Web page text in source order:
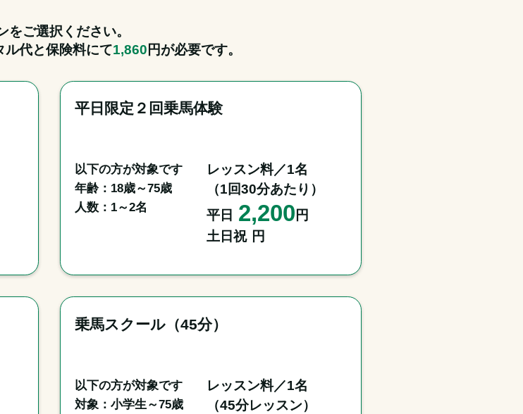
をご選択ください。
ル代と保険料にて1,860 円が必要です。
平日限定２回乗馬体験
以下の方が対象です
年齢：18歳～75歳
人数：1～2名
レッスン料／1名
（1回30分あたり）
平日 2,200 円
土日祝 円
乗馬スクール（45分）
以下の方が対象です
対象：小学生～75歳
レッスン料／1名
（45分レッスン）